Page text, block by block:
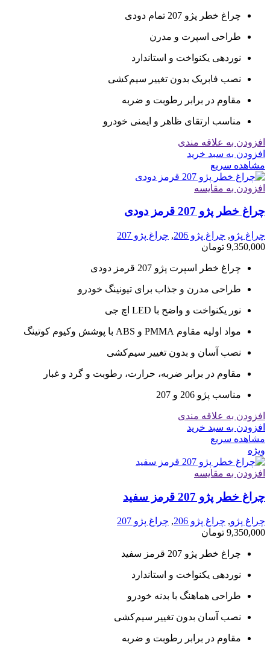
چراغ خطر پژو 207 تمام دودی
طراحی اسپرت و مدرن
نوردهی یکنواخت و استاندارد
نصب فابریک بدون تغییر سیم‌کشی
مقاوم در برابر رطوبت و ضربه
مناسب ارتقای ظاهر و ایمنی خودرو
افزودن به علاقه مندی
افزودن به سبد خرید
مشاهده سریع
افزودن به مقایسه
چراغ خطر پژو 207 قرمز دودی
چراغ پژو, چراغ پژو 206 , چراغ پژو 207
9,350,000 تومان
چراغ خطر اسپرت پژو 207 قرمز دودی
طراحی مدرن و جذاب برای تیونینگ خودرو
نور یکنواخت و واضح با LED اچ جی
مواد اولیه مقاوم PMMA و ABS با پوشش وکیوم کوتینگ
نصب آسان و بدون تغییر سیم‌کشی
مقاوم در برابر ضربه، حرارت، رطوبت و گرد و غبار
مناسب پژو 206 و 207
افزودن به علاقه مندی
افزودن به سبد خرید
مشاهده سریع
ویژه
افزودن به مقایسه
چراغ خطر پژو 207 قرمز سفید
چراغ پژو, چراغ پژو 206 , چراغ پژو 207
9,350,000 تومان
چراغ خطر پژو 207 قرمز سفید
نوردهی یکنواخت و استاندارد
طراحی هماهنگ با بدنه خودرو
نصب آسان بدون تغییر سیم‌کشی
مقاوم در برابر رطوبت و ضربه